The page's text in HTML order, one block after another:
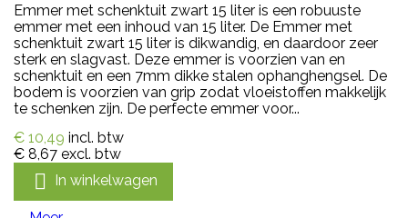
Emmer met schenktuit zwart 15 liter is een robuuste
emmer met een inhoud van 15 liter. De Emmer met
schenktuit zwart 15 liter is dikwandig, en daardoor zeer
sterk en slagvast. Deze emmer is voorzien van en
schenktuit en een 7mm dikke stalen ophanghengsel. De
bodem is voorzien van grip zodat vloeistoffen makkelijk
te schenken zijn. De perfecte emmer voor...
€ 10,49 incl. btw
€ 8,67 excl. btw
 In winkelwagen